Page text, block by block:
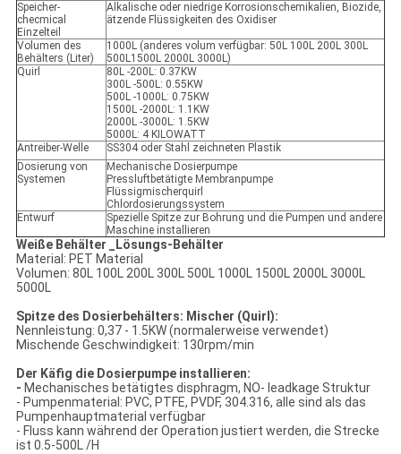
Speicher-
checmical
Einzelteil
Alkalische oder niedrige Korrosionschemikalien, Biozide,
ätzende Flüssigkeiten des Oxidiser
Volumen des
Behälters (Liter)
1000L (anderes volum verfügbar: 50L 100L 200L 300L
500L1500L 2000L 3000L)
Quirl
80L -200L: 0.37KW
300L -500L: 0.55KW
500L -1000L: 0.75KW
1500L -2000L: 1.1KW
2000L -3000L: 1.5KW
5000L: 4 KILOWATT
Antreiber-Welle
SS304 oder Stahl zeichneten Plastik
Dosierung von
Systemen
Mechanische Dosierpumpe
Pressluftbetätigte Membranpumpe
Flüssigmischerquirl
Chlordosierungssystem
Entwurf
Spezielle Spitze zur Bohrung und die Pumpen und andere
Maschine installieren
Weiße Behälter _Lösungs-Behälter
Material: PET Material
Volumen: 80L 100L 200L 300L 500L 1000L 1500L 2000L 3000L
5000L
Spitze des Dosierbehälters: Mischer (Quirl):
Nennleistung: 0,37 - 1.5KW (normalerweise verwendet)
Mischende Geschwindigkeit: 130rpm/min
Der Käfig die Dosierpumpe installieren:
- Mechanisches betätigtes disphragm, NO- leadkage Struktur
- Pumpenmaterial: PVC, PTFE, PVDF, 304.316, alle sind als das
Pumpenhauptmaterial verfügbar
- Fluss kann während der Operation justiert werden, die Strecke
ist 0.5-500L /H